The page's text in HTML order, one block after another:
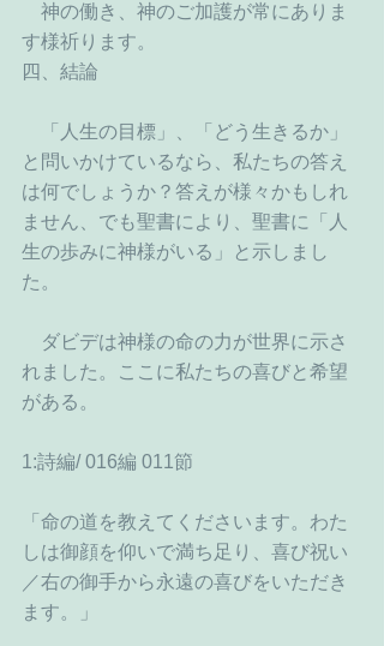
神の働き、神のご加護が常にありま
す様祈ります。
四、結論
「人生の目標」、「どう生きるか」
と問いかけているなら、私たちの答え
は何でしょうか？答えが様々かもしれ
ません、でも聖書により、聖書に「人
生の歩みに神様がいる」と示しまし
た。
ダビデは神様の命の力が世界に示さ
れました。ここに私たちの喜びと希望
がある。
1:詩編/ 016編 011節
「命の道を教えてくださいます。わた
しは御顔を仰いで満ち足り、喜び祝い
／右の御手から永遠の喜びをいただき
ます。」